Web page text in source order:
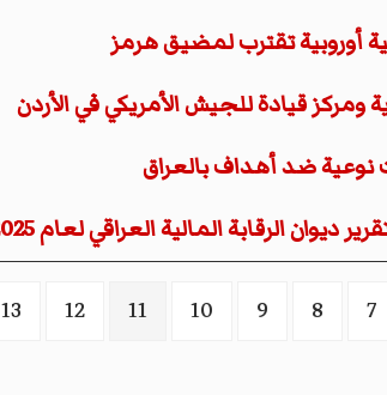
أوروبية تقترب لمضيق هرمز
قيادة للجيش الأمريكي في الأردن
نوعية ضد أهداف بالعراق
7
8
9
10
11
12
13